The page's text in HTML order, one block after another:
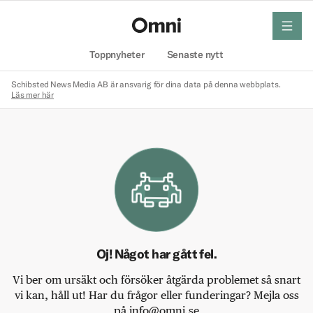
Toppnyheter Senaste nytt
meny
Schibsted News Media AB är ansvarig för dina data på denna webbplats.
Läs mer här
Oj! Något har gått fel.
Vi ber om ursäkt och försöker åtgärda problemet så snart
vi kan, håll ut! Har du frågor eller funderingar? Mejla oss